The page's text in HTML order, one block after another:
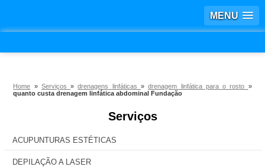
MENU
Home » Serviços»drenagens linfáticas »drenagem linfática para o rosto »
quanto custa drenagem linfática abdominal Fundação
Serviços
ACUPUNTURAS ESTÉTICAS
DEPILAÇÃO A LASER